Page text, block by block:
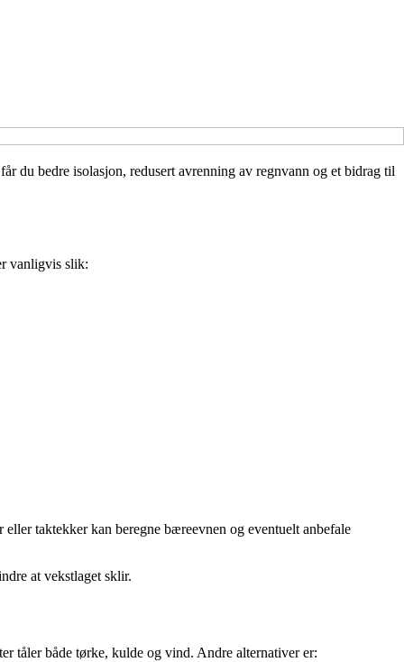
du bedre isolasjon, redusert avrenning av regnvann og et bidrag til
vanligvis slik:
taktekker kan beregne bæreevnen og eventuelt anbefale
at vekstlaget sklir.
tåler både tørke, kulde og vind. Andre alternativer er: